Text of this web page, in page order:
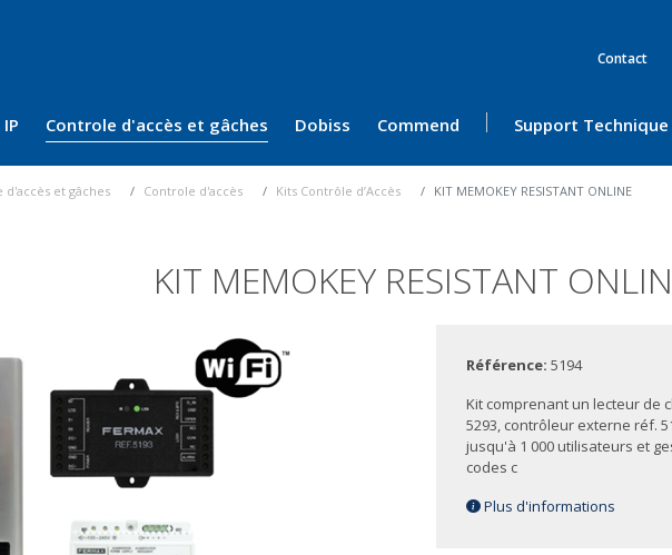
Contact
Controle d'accès et gâches Dobiss Commend Support Technique
d'accès et gâches Controle d'accès Kits Contrôle d’Accès KIT MEMOKEY RESISTANT ONLINE
KIT MEMOKEY RESISTANT
Référence:5194
Kit comprenant un lecteur de
5293, contrôleur externe réf.
jusqu'à 1 000 utilisateurs et
codes c
Plus d'informations